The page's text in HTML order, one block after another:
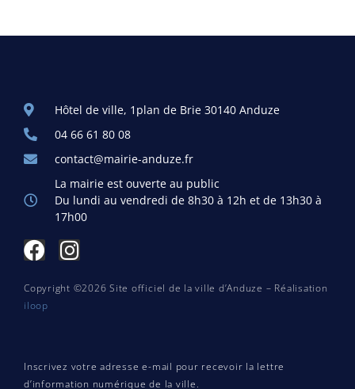
Hôtel de ville, 1plan de Brie 30140 Anduze
04 66 61 80 08
contact@mairie-anduze.fr
La mairie est ouverte au public
Du lundi au vendredi de 8h30 à 12h et de 13h30 à
17h00
Copyright ©2026 Site officiel de la ville d’Anduze – Réalisation
iloop
Inscrivez votre adresse e-mail pour recevoir la lettre
d’information numérique de la ville.